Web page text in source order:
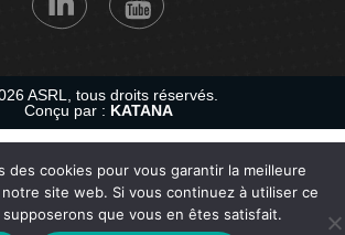
ASRL, tous droits réservés.
Conçu par : KATANA
des cookies pour vous garantir la meilleure
site web. Si vous continuez à utiliser ce
que vous en êtes satisfait.